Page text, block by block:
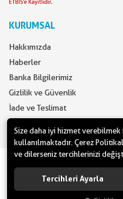
KURUMSAL
Hakkımızda
Haberler
Banka Bilgilerimiz
Gizlilik ve Güvenlik
İade ve Teslimat
www.yilbasimalzemeleri.com
Kuruluşudur. © 2018 Pandoli
Size daha iyi hizmet
kullanılmaktadır. Çerez
ve dilerseniz tercihlerinizi
Tercihleri Ayarla